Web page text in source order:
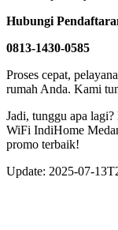
Hubungi
0813-1430-0585
Proses cepat,
rumah Anda. Kami
Jadi, tunggu apa
WiFi IndiHome
promo terbaik!
Update: 2025-07-